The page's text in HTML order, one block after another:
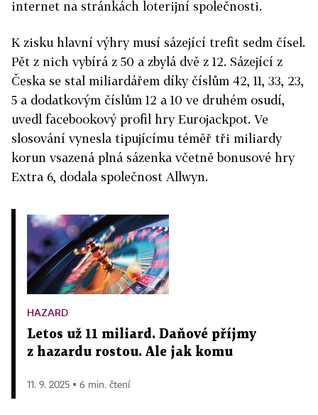
internet na stránkách loterijní společnosti.
K zisku hlavní výhry musí sázející trefit sedm čísel.
Pět z nich vybírá z 50 a zbylá dvě z 12. Sázející z
Česka se stal miliardářem díky číslům 42, 11, 33, 23,
5 a dodatkovým číslům 12 a 10 ve druhém osudí,
uvedl facebookový profil hry Eurojackpot. Ve
slosování vynesla tipujícímu téměř tři miliardy
korun vsazená plná sázenka včetně bonusové hry
Extra 6, dodala společnost Allwyn.
HAZARD
Letos už 11 miliard. Daňové příjmy
z hazardu rostou. Ale jak komu
11. 9. 2025 ▪ 6 min. čtení